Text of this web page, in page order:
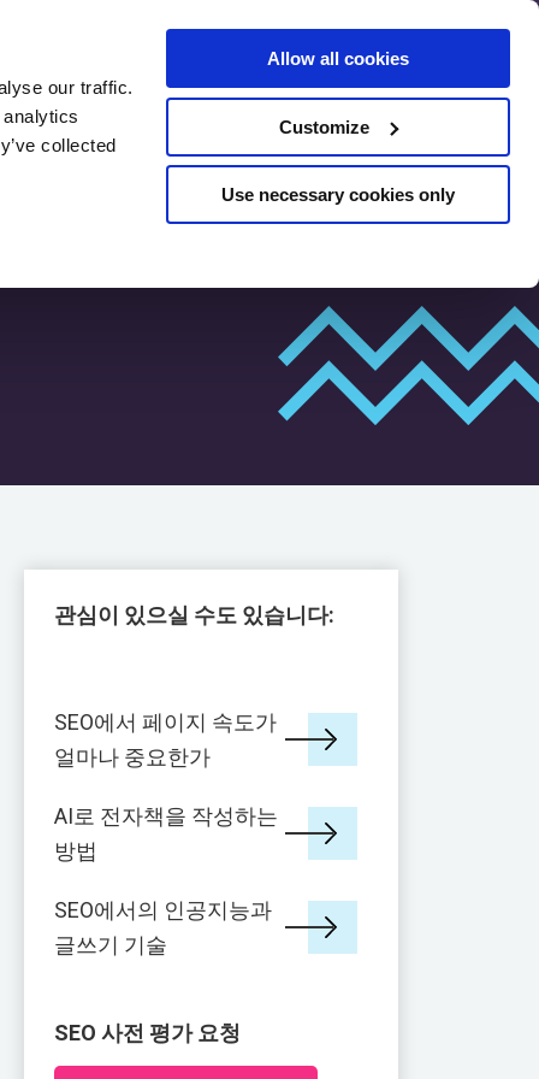
our traffic.
collected
Allow all cookies
Customize
Use necessary cookies only
소스 SEO 사전 평가
관심이 있으실 수도 있습니다:
SEO에서 페이지 속도가
얼마나 중요한가
AI로 전자책을 작성하는
방법
SEO에서의 인공지능과
글쓰기 기술
SEO 사전 평가 요청